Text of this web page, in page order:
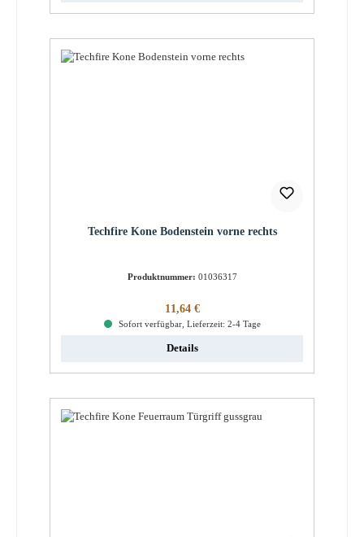
Techfire Kone Bodenstein vorne rechts
Produktnummer: 01036317
Regulärer Preis:
11,64 €
Sofort verfügbar, Lieferzeit: 2-4 Tage
Details